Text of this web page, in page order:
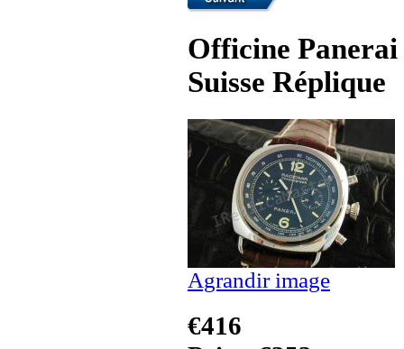
Officine
Suisse Réplique
Agrandir image
€416